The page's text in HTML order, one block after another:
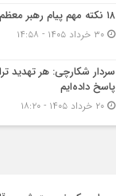
۱۸ نکته مهم پیام رهبر معظم انقلاب
۳۰ خرداد ۱۴۰۵ - ۱۴:۵۸
سردار شکارچی: هر تهدید
پاسخ داده‌ایم
۲۰ خرداد ۱۴۰۵ - ۱۸:۲۰